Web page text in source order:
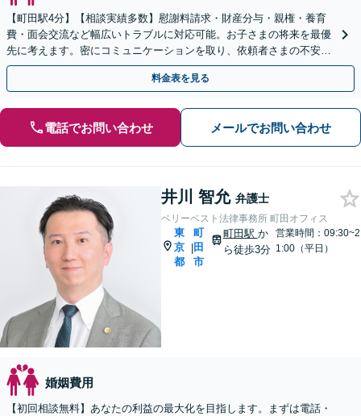
【町田駅4分】【相談実績多数】慰謝料請求・財産分与・親権・養育
費・面会交流など幅広いトラブルに対応可能。お子さまの将来を最優
先に考えます。密にコミュニケーションを取り、依頼者さまの不安を
取り除きます。【LINE相談可能】【初回相談無料】
料金表を見る
電話でお問い合わせ メールでお問い合わせ
井川 智允 弁護士
ベリーベスト法律事務所 町田オフィス
東
京
都
|
町
田
市
町田駅 か
ら徒歩3分
営業時間：09:30~2
1:00（平日）
婚姻費用
【初回相談無料】あなたの利益の最大化を目指します。まずは電話・